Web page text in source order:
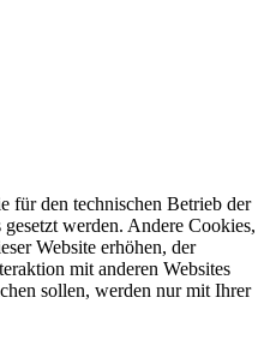
für den technischen Betrieb der
werden. Andere Cookies,
Website erhöhen, der
mit anderen Websites
sollen, werden nur mit Ihrer